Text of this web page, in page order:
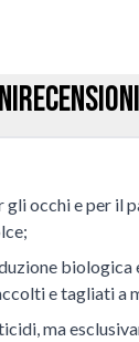
Recensioni
occhi e per il
biologica
e tagliati a
ma